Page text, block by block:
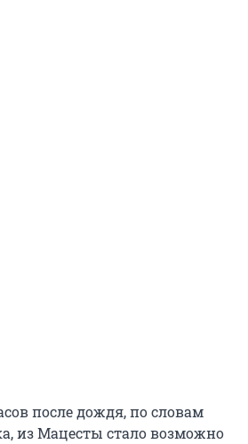
после дождя, по словам
из Мацесты стало возможно